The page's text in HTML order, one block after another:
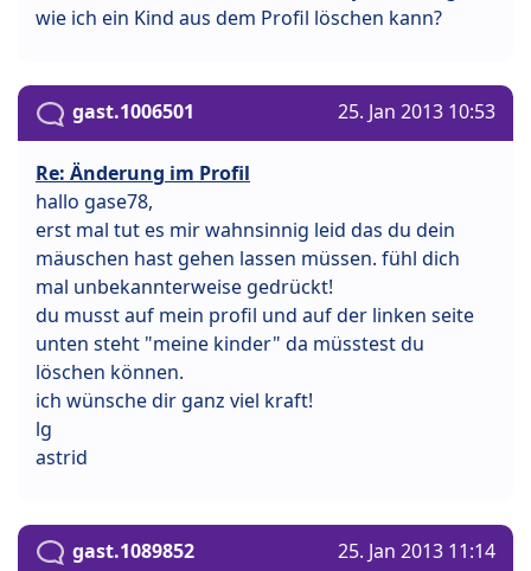
wie ich ein Kind aus dem Profil löschen kann?
gast.1006501 25. Jan 2013 10:53
Re: Änderung im Profil
hallo gase78,
erst mal tut es mir wahnsinnig leid das du dein
mäuschen hast gehen lassen müssen. fühl dich
mal unbekannterweise gedrückt!
du musst auf mein profil und auf der linken seite
unten steht "meine kinder" da müsstest du
löschen können.
ich wünsche dir ganz viel kraft!
lg
astrid
gast.1089852 25. Jan 2013 11:14